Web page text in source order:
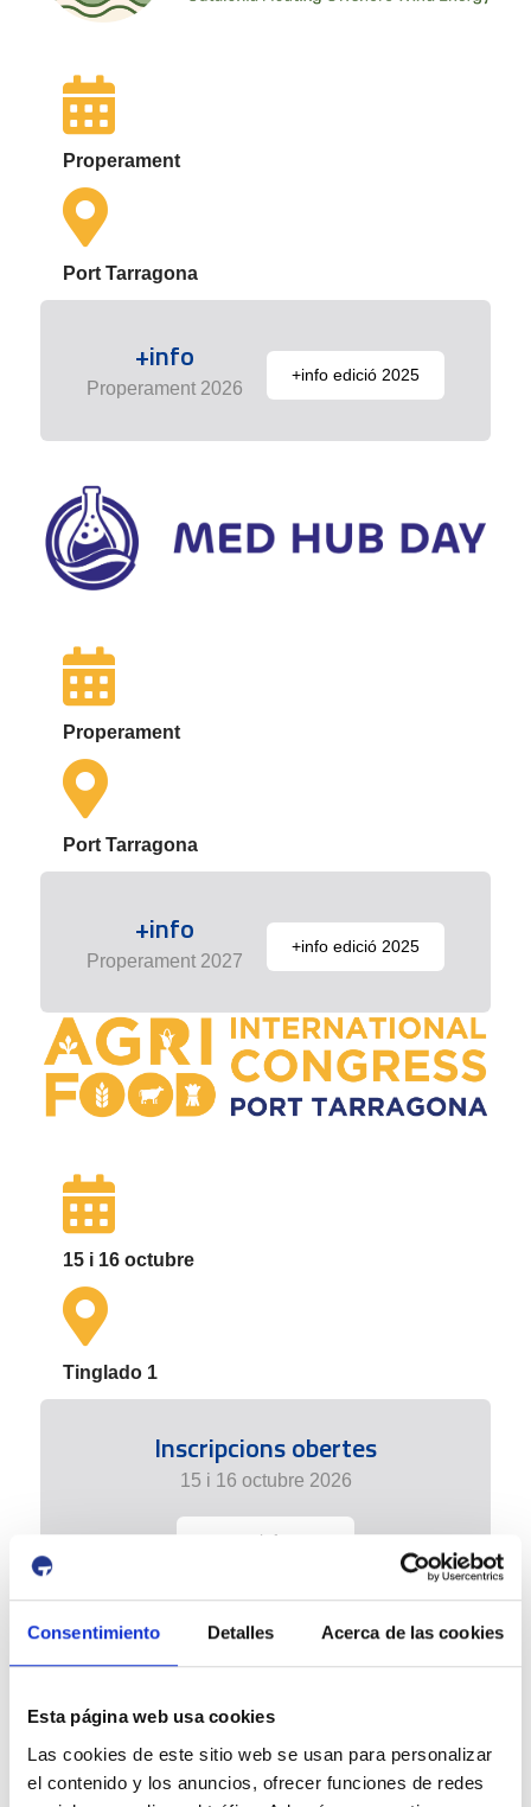
Consentimiento Detalles Acerca de las cookies
Esta página web usa cookies
Las cookies de este sitio web se usan para personalizar
el contenido y los anuncios, ofrecer funciones de redes
Properament
Port Tarragona
+info
Properament 2026
+info edició 2025
Properament
Port Tarragona
+info
Properament 2027
+info edició 2025
15 i 16 octubre
Tinglado 1
Inscripcions obertes
15 i 16 octubre 2026
+ info